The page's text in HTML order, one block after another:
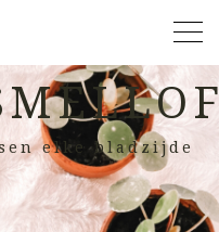
elke bladzijde